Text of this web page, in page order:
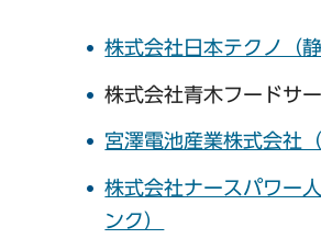
株式会社日本テクノ（
株式会社青木フードサ
宮澤電池産業株式会社
株式会社ナースパワー
ンク）